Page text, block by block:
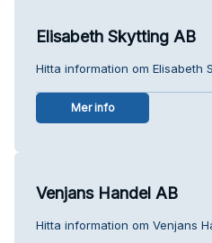
Elisabeth Skytting AB
Hitta information om Elisabeth
Mer info
Venjans Handel AB
Hitta information om Venjans